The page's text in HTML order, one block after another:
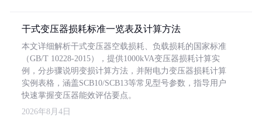
干式变压器损耗标准一览表及计算方法
本文详细解析干式变压器空载损耗、负载损耗的国家标准
（GB/T 10228-2015），提供1000kVA变压器损耗计算实
例，分步骤说明变损计算方法，并附电力变压器损耗计算
实例表格，涵盖SCB10/SCB13等常见型号参数，指导用户
快速掌握变压器能效评估要点。
2026年8月4日